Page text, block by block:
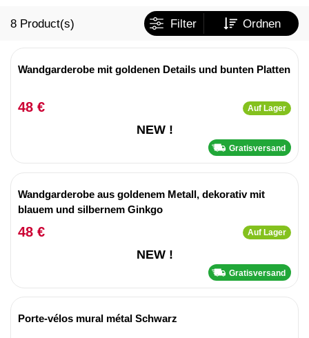
8 Product(s) Filter Ordnen
Wandgarderobe mit goldenen Details und bunten Platten
48 € Auf Lager
NEW !
Gratisversand
Wandgarderobe aus goldenem Metall, dekorativ mit
blauem und silbernem Ginkgo
48 € Auf Lager
NEW !
Gratisversand
Porte-vélos mural métal Schwarz